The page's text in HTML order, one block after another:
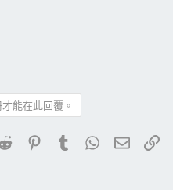
能在此回覆。
Reddit PinterestTumblrWhatsApp
電子